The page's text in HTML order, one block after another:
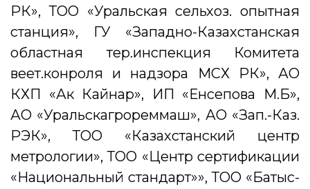
РК», ТОО «Уральская сельхоз. опытная
станция», ГУ «Западно-Казахстанская
областная тер.инспекция Комитета
веет.конроля и надзора МСХ РК», АО
КХП «Ак Кайнар», ИП «Енсепова М.Б»,
АО «Уральскагрореммаш», АО «Зап.-Каз.
РЭК», ТОО «Казахстанский центр
метрологии», ТОО «Центр сертификации
«Национальный стандарт»», ТОО «Батыс-